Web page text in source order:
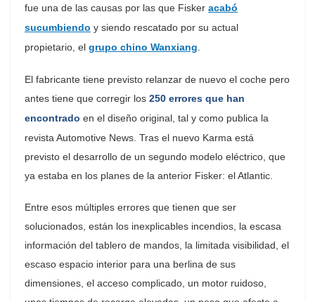
fue una de las causas por las que Fisker acabó
sucumbiendo y siendo rescatado por su actual
propietario, el grupo chino Wanxiang
El fabricante tiene previsto relanzar de nuevo el coche pero
antes tiene que corregir los 250 errores que han
encontrado en el diseño original, tal y como publica la
revista Automotive News. Tras el nuevo Karma está
previsto el desarrollo de un segundo modelo eléctrico, que
ya estaba en los planes de la anterior Fisker: el Atlantic.
Entre esos múltiples errores que tienen que ser
solucionados, están los inexplicables incendios, la escasa
información del tablero de mandos, la limitada visibilidad, el
escaso espacio interior para una berlina de sus
dimensiones, el acceso complicado, un motor ruidoso,